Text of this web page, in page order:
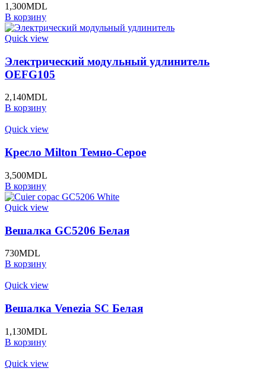
1,300MDL
В корзину
Quick view
Электрический модульный удлинитель
OEFG105
2,140MDL
В корзину
Quick view
Кресло Milton Темно-Серое
3,500MDL
В корзину
Quick view
Вешалка GC5206 Белая
730MDL
В корзину
Quick view
Вешалка Venezia SC Белая
1,130MDL
В корзину
Quick view